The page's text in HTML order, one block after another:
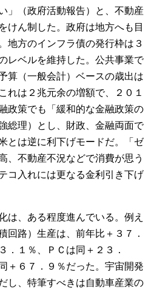
」（政府活動報告）と、不動産
けん制した。政府は地方へも目
地方のインフラ債の発行枠は３
レベルを維持した。公共事業で
算（一般会計）ベースの歳出は
れは２兆元余の増額で、２０１
政策でも「緩和的な金融政策の
総理）とし、財政、金融両面で
とは逆に利下げモードだ。「ゼ
、不動産不況などで消費が思う
コ入れには更なる金利引き下げ
は、ある程度進んでいる。例え
回路）生産は、前年比＋３７．
．１％、ＰＣは同＋２３．
＋６７．９％だった。宇宙開発
し、特筆すべきは自動車産業の